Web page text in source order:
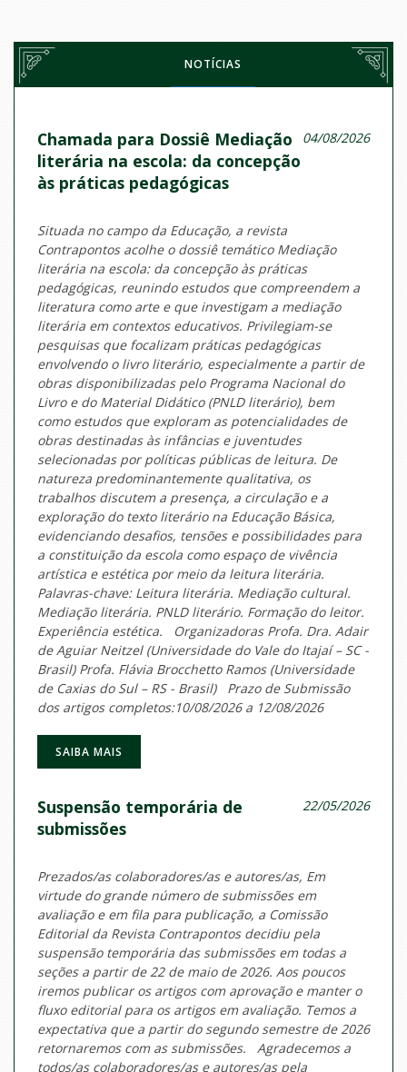
NOTÍCIAS
Chamada para Dossiê Mediação
literária na escola: da concepção
às práticas pedagógicas
04/08/2026
Situada no campo da Educação, a revista
Contrapontos acolhe o dossiê temático Mediação
literária na escola: da concepção às práticas
pedagógicas, reunindo estudos que compreendem a
literatura como arte e que investigam a mediação
literária em contextos educativos. Privilegiam-se
pesquisas que focalizam práticas pedagógicas
envolvendo o livro literário, especialmente a partir de
obras disponibilizadas pelo Programa Nacional do
Livro e do Material Didático (PNLD literário), bem
como estudos que exploram as potencialidades de
obras destinadas às infâncias e juventudes
selecionadas por políticas públicas de leitura. De
natureza predominantemente qualitativa, os
trabalhos discutem a presença, a circulação e a
exploração do texto literário na Educação Básica,
evidenciando desafios, tensões e possibilidades para
a constituição da escola como espaço de vivência
artística e estética por meio da leitura literária.
Palavras-chave: Leitura literária. Mediação cultural.
Mediação literária. PNLD literário. Formação do leitor.
Experiência estética. Organizadoras Profa. Dra. Adair
de Aguiar Neitzel (Universidade do Vale do Itajaí – SC -
Brasil) Profa. Flávia Brocchetto Ramos (Universidade
de Caxias do Sul – RS - Brasil) Prazo de Submissão
dos artigos completos:10/08/2026 a 12/08/2026
SAIBA MAIS
Suspensão temporária de
submissões
22/05/2026
Prezados/as colaboradores/as e autores/as, Em
virtude do grande número de submissões em
avaliação e em fila para publicação, a Comissão
Editorial da Revista Contrapontos decidiu pela
suspensão temporária das submissões em todas a
seções a partir de 22 de maio de 2026. Aos poucos
iremos publicar os artigos com aprovação e manter o
fluxo editorial para os artigos em avaliação. Temos a
expectativa que a partir do segundo semestre de 2026
retornaremos com as submissões. Agradecemos a
todos/as colaboradores/as e autores/as pela